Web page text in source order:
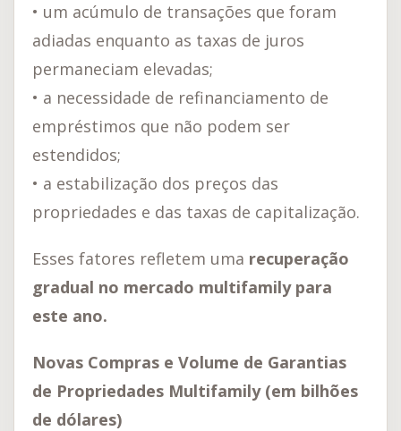
• um acúmulo de transações que foram
adiadas enquanto as taxas de juros
permaneciam elevadas;
• a necessidade de refinanciamento de
empréstimos que não podem ser
estendidos;
• a estabilização dos preços das
propriedades e das taxas de capitalização.
Esses fatores refletem uma recuperação
gradual no mercado multifamily para
este ano.
Novas Compras e Volume de Garantias
de Propriedades Multifamily (em bilhões
de dólares)